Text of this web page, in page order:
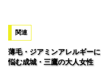
み
中…
関連
薄毛・ジアミンアレルギーに
悩む成城・三鷹の大人女性